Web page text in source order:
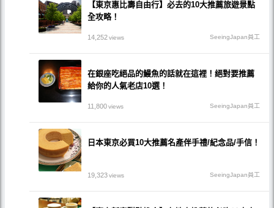
【東京惠比壽自由行】必去的10大推薦旅遊景點
全攻略！
14,252views SeeingJapan員工
在銀座吃絕品的鰻魚的話就在這裡！絕對要推薦
給你的人氣老店10選！
11,800views SeeingJapan員工
日本東京必買10大推薦名產伴手禮/紀念品/手信！
19,323views SeeingJapan員工